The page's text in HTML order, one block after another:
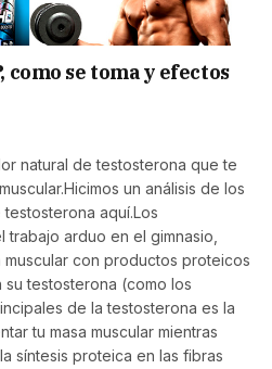
como se toma y efectos
natural de testosterona que te
un análisis de los
aquí.​Los
trabajo arduo en el gimnasio,
muscular con productos proteicos
testosterona (como los
de la testosterona es la
tu masa muscular mientras
síntesis proteica en las fibras